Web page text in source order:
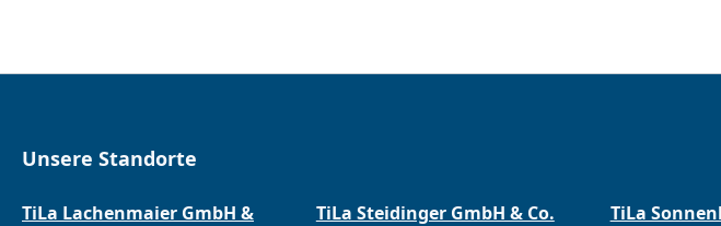
Unsere Standorte
TiLa Lachenmaier GmbH &
TiLa Steidinger GmbH & Co.
TiLa